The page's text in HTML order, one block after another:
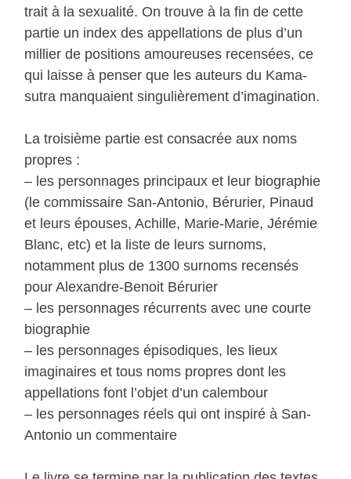
trait à la sexualité. On trouve à la fin de cette
partie un index des appellations de plus d’un
millier de positions amoureuses recensées, ce
qui laisse à penser que les auteurs du Kama-
sutra manquaient singulièrement d’imagination.
La troisième partie est consacrée aux noms
propres :
– les personnages principaux et leur biographie
(le commissaire San-Antonio, Bérurier, Pinaud
et leurs épouses, Achille, Marie-Marie, Jérémie
Blanc, etc) et la liste de leurs surnoms,
notamment plus de 1300 surnoms recensés
pour Alexandre-Benoit Bérurier
– les personnages récurrents avec une courte
biographie
– les personnages épisodiques, les lieux
imaginaires et tous noms propres dont les
appellations font l’objet d’un calembour
– les personnages réels qui ont inspiré à San-
Antonio un commentaire